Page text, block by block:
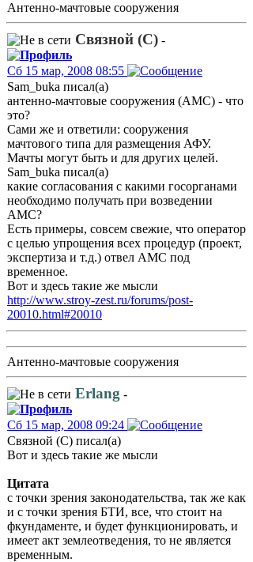
Антенно-мачтовые сооружения
Связной (С) -
Сб 15 мар, 2008 08:55
Sam_buka писал(а)
антенно-мачтовые сооружения (АМС) - что
это?
Сами же и ответили: сооружения
мачтового типа для размещения АФУ.
Мачты могут быть и для других целей.
Sam_buka писал(а)
какие согласования с какими госорганами
необходимо получать при возведении
АМС?
Есть примеры, совсем свежие, что оператор
с целью упрощения всех процедур (проект,
экспертиза и т.д.) отвел АМС под
временное.
Вот и здесь такие же мысли
http://www.stroy-zest.ru/forums/post-
20010.html#20010
Антенно-мачтовые сооружения
Erlang -
Сб 15 мар, 2008 09:24
Связной (С) писал(а)
Вот и здесь такие же мысли
Цитата
с точки зрения законодательства, так же как
и с точки зрения БТИ, все, что стоит на
фкундаменте, и будет функционировать, и
имеет акт землеотведения, то не является
временным.